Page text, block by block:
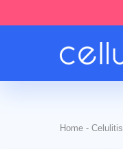
Home - Celulitis